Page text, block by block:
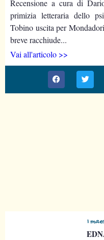
Recensione a cura di
primizia letteraria dello
Tobino uscita per
breve racchiude...
Vai all'articolo >>
I